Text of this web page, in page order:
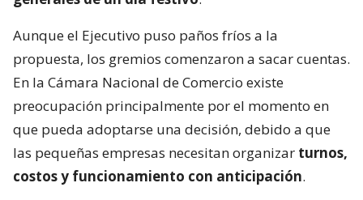
Aunque el Ejecutivo puso paños fríos a la
propuesta, los gremios comenzaron a sacar cuentas.
En la Cámara Nacional de Comercio existe
preocupación principalmente por el momento en
que pueda adoptarse una decisión, debido a que
las pequeñas empresas necesitan organizar turnos,
costos y funcionamiento con anticipación.